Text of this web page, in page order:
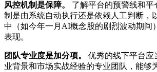
风控机制是保障。
了解平台的预警线和
制是由系统自动执行还是依赖人工判断，
中（如今年一月AI概念股的剧烈波动期间
表现。
团队专业度是加分项。
优秀的线下平台应
业背景和市场实战经验的专业团队，能够